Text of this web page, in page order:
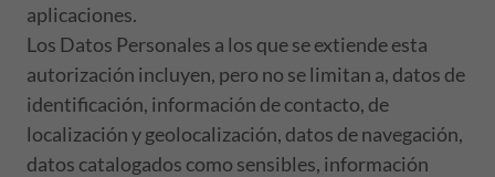
aplicaciones.
Los Datos Personales a los que se extiende esta
autorización incluyen, pero no se limitan a, datos de
identificación, información de contacto, de
localización y geolocalización, datos de navegación,
datos catalogados como sensibles, información